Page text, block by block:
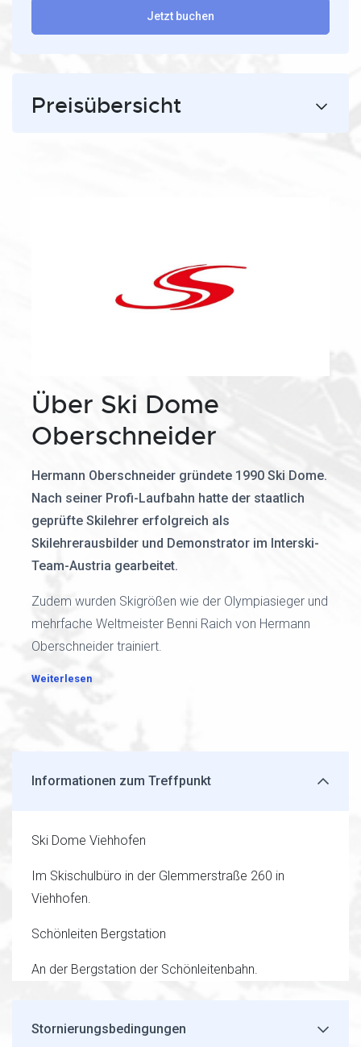
Jetzt buchen
Preisübersicht
Über Ski Dome
Oberschneider
Hermann Oberschneider gründete 1990 Ski Dome.
Nach seiner Profi-Laufbahn hatte der staatlich
geprüfte Skilehrer erfolgreich als
Skilehrerausbilder und Demonstrator im Interski-
Team-Austria gearbeitet.
Zudem wurden Skigrößen wie der Olympiasieger und
mehrfache Weltmeister Benni Raich von Hermann
Oberschneider trainiert.
Weiterlesen
Informationen zum Treffpunkt
Ski Dome Viehhofen
Im Skischulbüro in der Glemmerstraße 260 in
Viehhofen.
Schönleiten Bergstation
An der Bergstation der Schönleitenbahn.
Stornierungsbedingungen